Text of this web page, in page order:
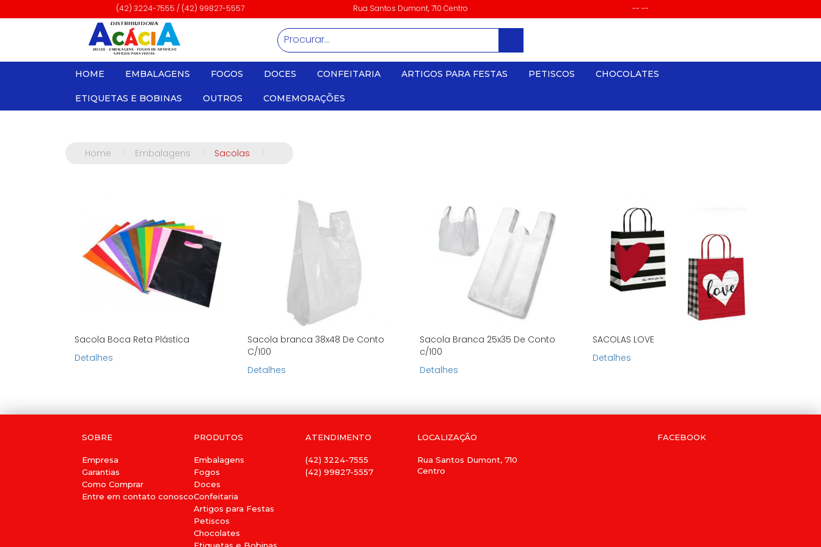
(42) 3224-7555 / (42) 99827-5557 Rua Santos Dumont, 710 Centro -- --
HOME EMBALAGENS FOGOS DOCES CONFEITARIA ARTIGOS PARA FESTAS PETISCOS CHOCOLATES
ETIQUETAS E BOBINAS OUTROS COMEMORAÇÕES
Home Embalagens Sacolas
Sacola Boca Reta Plástica
Detalhes
Sacola branca 38x48 De Conto
C/100
Detalhes
Sacola Branca 25x35 De Conto
c/100
Detalhes
SACOLAS LOVE
Detalhes
SOBRE
Empresa
Garantias
Como Comprar
Entre em contato conosco
PRODUTOS
Embalagens
Fogos
Doces
Confeitaria
Artigos para Festas
Petiscos
Chocolates
ATENDIMENTO
(42) 3224-7555
(42) 99827-5557
LOCALIZAÇÃO
Rua Santos Dumont, 710
Centro
FACEBOOK